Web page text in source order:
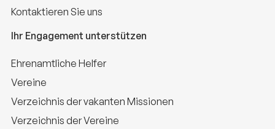
Kontaktieren Sie uns
Ihr Engagement unterstützen
Ehrenamtliche Helfer
Vereine
Verzeichnis der vakanten Missionen
Verzeichnis der Vereine